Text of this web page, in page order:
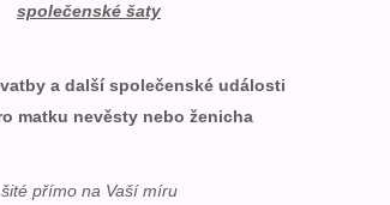
společenské šaty
a další společenské události
matku nevěsty nebo ženicha
šité přímo na Vaší míru